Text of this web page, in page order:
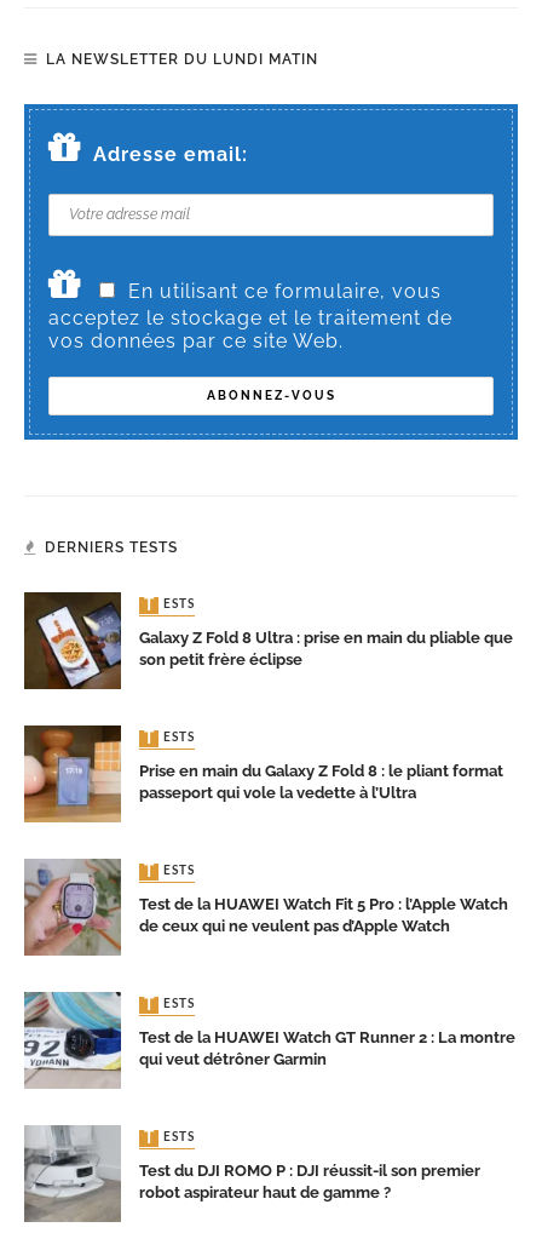
LA NEWSLETTER DU LUNDI MATIN
Adresse email:
En utilisant ce formulaire, vous
acceptez le stockage et le traitement de
vos données par ce site Web.
DERNIERS TESTS
TESTS
Galaxy Z Fold 8 Ultra : prise en main du pliable que
son petit frère éclipse
TESTS
Prise en main du Galaxy Z Fold 8 : le pliant format
passeport qui vole la vedette à l’Ultra
TESTS
Test de la HUAWEI Watch Fit 5 Pro : l’Apple Watch
de ceux qui ne veulent pas d’Apple Watch
TESTS
Test de la HUAWEI Watch GT Runner 2 : La montre
qui veut détrôner Garmin
TESTS
Test du DJI ROMO P : DJI réussit-il son premier
robot aspirateur haut de gamme ?